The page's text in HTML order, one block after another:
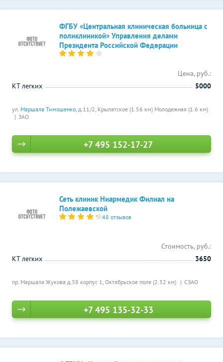
ФГБУ «Центральная клиническая больница с
поликлиникой» Управления делами
Президента Российской Федерации
ул. Маршала Тимошенко, д.11/2, Крылатское (1.56 км) Молодежная (1.6 км)
ЗАО
Цена, руб.:
КТ легких
5000
+7 495 152-17-27
Сеть клиник Ниармедик Филиал на
Полежаевской
48 отзывов
пр. Маршала Жукова д.38 корпус 1, Октябрьское поле (2.32 км) СЗАО
Стоимость, руб.:
КТ легких
3650
+7 495 135-32-33